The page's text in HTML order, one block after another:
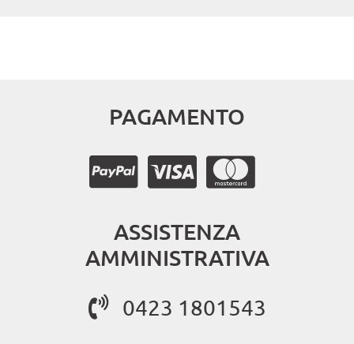
PAGAMENTO
ASSISTENZA
AMMINISTRATIVA
0423 1801543